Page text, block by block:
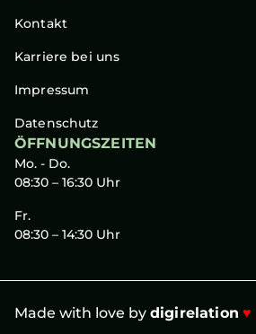
Kontakt
Karriere bei uns
Impressum
Datenschutz
ÖFFNUNGSZEITEN
Mo. - Do.
08:30 – 16:30 Uhr
Fr.
08:30 – 14:30 Uhr
Made with love by digirelation ♥